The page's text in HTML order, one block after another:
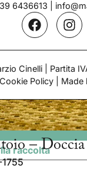
– Doccia
6436613
Cinelli | Partita
Cookie Policy| Made
raccolta